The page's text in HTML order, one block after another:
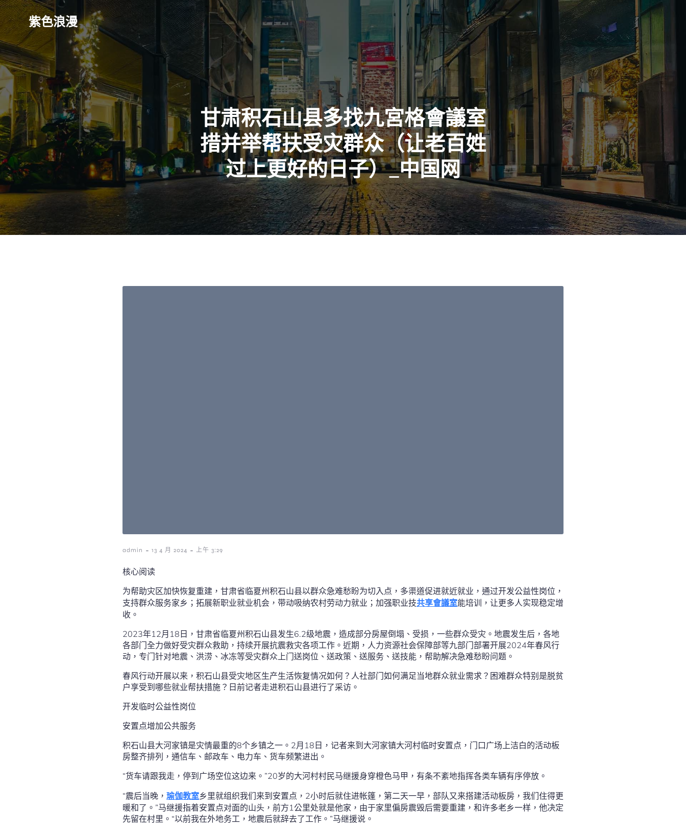
Skip
to
content
紫色浪漫
甘肃积石山县多找九宮格會議室
措并举帮扶受灾群众（让老百姓
过上更好的日子）_中国网
admin - 13 4 月 2024 - 上午 3:29
核心阅读
为帮助灾区加快恢复重建，甘肃省临夏州积石山县以群众急难愁盼为切入点，多渠道促进就近就业，通过开发公益性岗位，
支持群众服务家乡；拓展新职业就业机会，带动吸纳农村劳动力就业；加强职业技共享會議室能培训，让更多人实现稳定增
收。
2023年12月18日，甘肃省临夏州积石山县发生6.2级地震，造成部分房屋倒塌、受损，一些群众受灾。地震发生后，各地
各部门全力做好受灾群众救助，持续开展抗震救灾各项工作。近期，人力资源社会保障部等九部门部署开展2024年春风行
动，专门针对地震、洪涝、冰冻等受灾群众上门送岗位、送政策、送服务、送技能，帮助解决急难愁盼问题。
春风行动开展以来，积石山县受灾地区生产生活恢复情况如何？人社部门如何满足当地群众就业需求？困难群众特别是脱贫
户享受到哪些就业帮扶措施？日前记者走进积石山县进行了采访。
开发临时公益性岗位
安置点增加公共服务
积石山县大河家镇是灾情最重的8个乡镇之一。2月18日，记者来到大河家镇大河村临时安置点，门口广场上洁白的活动板
房整齐排列，通信车、邮政车、电力车、货车频繁进出。
“货车请跟我走，停到广场空位这边来。”20岁的大河村村民马继援身穿橙色马甲，有条不紊地指挥各类车辆有序停放。
“震后当晚， 瑜伽教室乡里就组织我们来到安置点，2小时后就住进帐篷，第二天一早，部队又来搭建活动板房，我们住得更
暖和了。”马继援指着安置点对面的山头，前方1公里处就是他家，由于家里偏房震毁后需要重建，和许多老乡一样，他决定
先留在村里。“以前我在外地务工，地震后就辞去了工作。”马继援说。